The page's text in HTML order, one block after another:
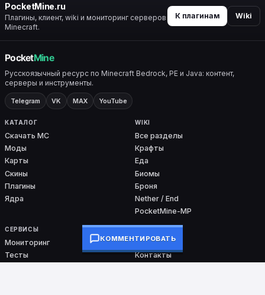
PocketMine.ru
Плагины, клиент, wiki и мониторинг серверов
Minecraft.
К плагинам Wiki
Русскоязычный ресурс по Minecraft Bedrock, PE и Java: контент,
серверы и инструменты.
Telegram VK MAX YouTube
КАТАЛОГ
Скачать MC
Моды
Карты
Скины
Плагины
Ядра
WIKI
Все разделы
Крафты
Еда
Биомы
Броня
Nether / End
PocketMine-MP
СЕРВИСЫ
Мониторинг
Тесты
ПРОЕКТ
О проекте
Контакты
КОММЕНТИРОВАТЬ